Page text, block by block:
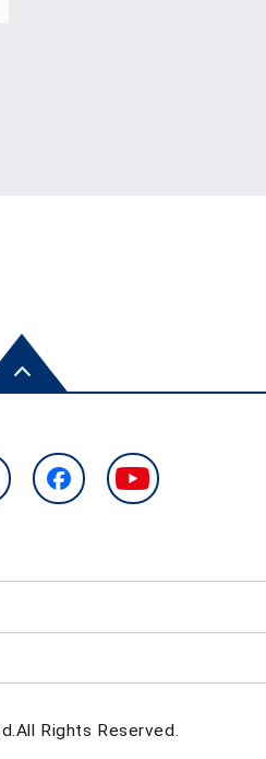
Rights Reserved.